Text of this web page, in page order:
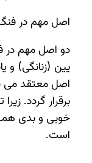
اصل مهم در
دو اصل مهم در
یین (زنانگی) و
اصل معتقد می
برقرار گردد.
خوبی و بدی
است.